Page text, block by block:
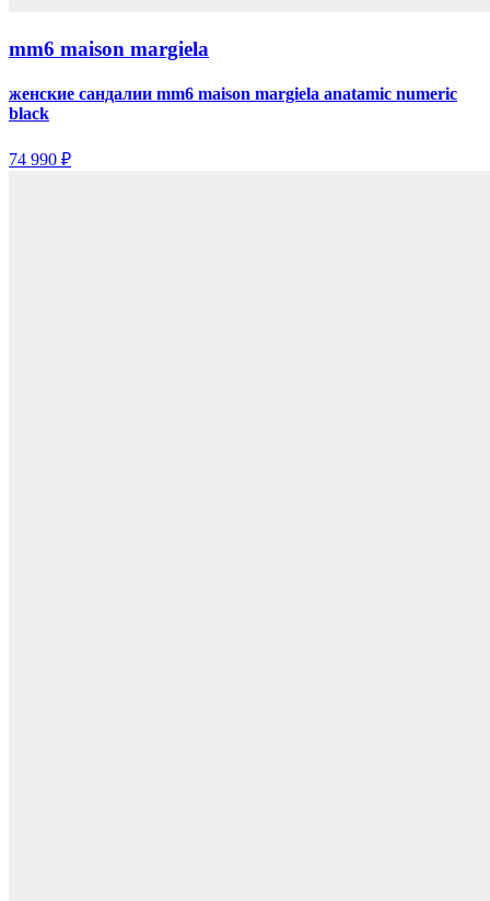
mm6 maison margiela
женские сандалии mm6 maison margiela anatamic numeric
black
74 990 ₽